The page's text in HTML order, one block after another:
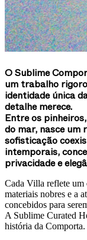
O Sublime
um trabalho
identidade única
detalhe merece.
Entre os
do mar, nasce
sofisticação
intemporais,
privacidade e
Cada Villa reflete um
materiais nobres e a
concebidos para
A Sublime Curated
história da Comporta.